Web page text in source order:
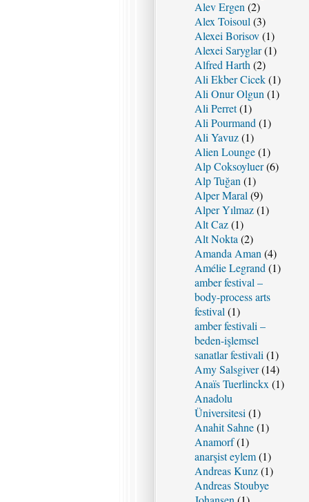
Alev Ergen (2)
Alex Toisoul (3)
Alexei Borisov(1)
Alexei Saryglar(1)
Alfred Harth (2)
Ali Ekber Cicek(1)
Ali Onur Olgun (1)
Ali Perret(1)
Ali Pourmand (1)
Ali Yavuz(1)
Alien Lounge(1)
Alp Coksoyluer(6)
Alp Tuğan (1)
Alper Maral (9)
Alper Yılmaz(1)
Alt Caz(1)
Alt Nokta (2)
Amanda Aman (4)
Amélie Legrand (1)
amber festival –
body-process arts
festival (1)
amber festivali –
beden-işlemsel
sanatlar festivali (1)
Amy Salsgiver(14)
Anaïs Tuerlinckx (1)
Anadolu
Üniversitesi (1)
Anahit Sahne(1)
Anamorf(1)
anarşist eylem(1)
Andreas Kunz(1)
Andreas Stoubye